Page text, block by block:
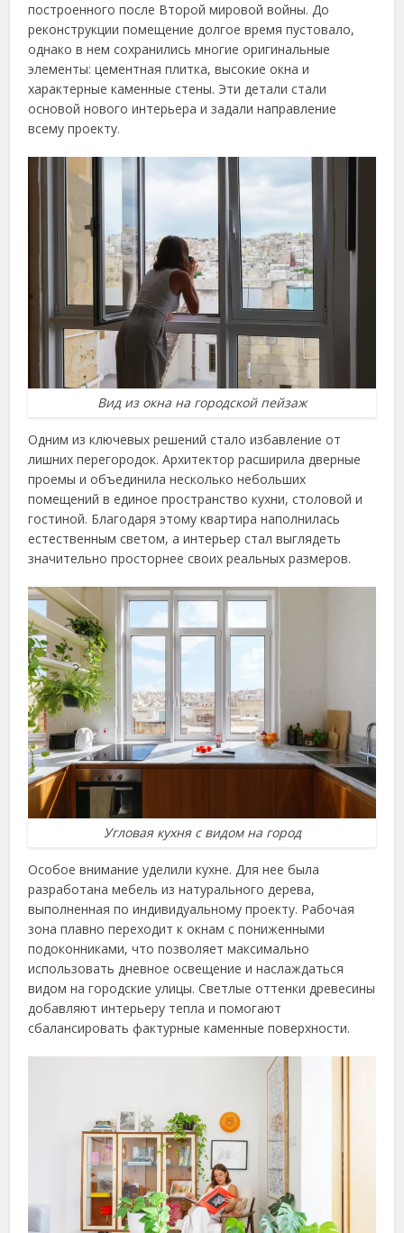
построенного после Второй мировой войны. До
реконструкции помещение долгое время пустовало,
однако в нем сохранились многие оригинальные
элементы: цементная плитка, высокие окна и
характерные каменные стены. Эти детали стали
основой нового интерьера и задали направление
всему проекту.
Вид из окна на городской пейзаж
Одним из ключевых решений стало избавление от
лишних перегородок. Архитектор расширила дверные
проемы и объединила несколько небольших
помещений в единое пространство кухни, столовой и
гостиной. Благодаря этому квартира наполнилась
естественным светом, а интерьер стал выглядеть
значительно просторнее своих реальных размеров.
Угловая кухня с видом на город
Особое внимание уделили кухне. Для нее была
разработана мебель из натурального дерева,
выполненная по индивидуальному проекту. Рабочая
зона плавно переходит к окнам с пониженными
подоконниками, что позволяет максимально
использовать дневное освещение и наслаждаться
видом на городские улицы. Светлые оттенки древесины
добавляют интерьеру тепла и помогают
сбалансировать фактурные каменные поверхности.